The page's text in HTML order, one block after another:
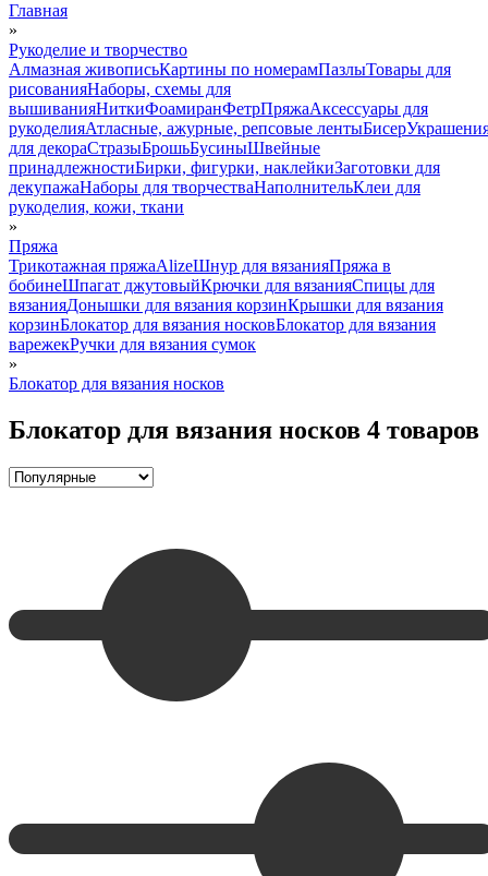
Главная
»
Рукоделие и творчество
Алмазная живописьКартины по номерамПазлыТовары для
рисованияНаборы, схемы для
вышиванияНиткиФоамиранФетрПряжаАксессуары для
рукоделияАтласные, ажурные, репсовые лентыБисер
для декораСтразыБрошьБусиныШвейные
принадлежностиБирки, фигурки, наклейкиЗаготовки для
декупажаНаборы для творчестваНаполнительКлеи для
рукоделия, кожи, ткани
»
Пряжа
Трикотажная пряжаAlizeШнур для вязанияПряжа в
бобинеШпагат джутовыйКрючки для вязанияСпицы для
вязанияДонышки для вязания корзинКрышки для вязания
корзинБлокатор для вязания носковБлокатор для вязания
варежекРучки для вязания сумок
»
Блокатор для вязания носков
Блокатор для вязания носков 4 товаров